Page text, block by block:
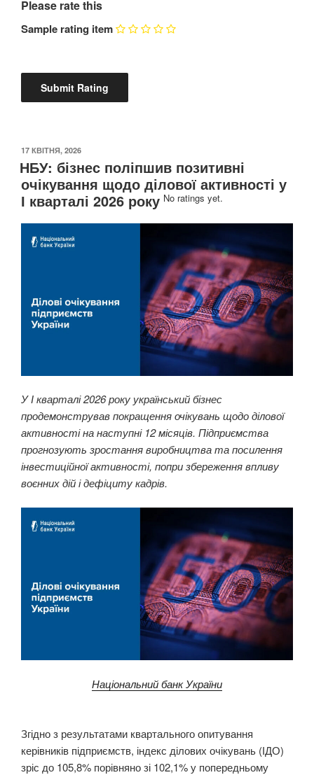
Please rate this
Sample rating item
ОПУБЛІКОВАНО
17 КВІТНЯ, 2026
НБУ: бізнес поліпшив позитивні
очікування щодо ділової активності у
І кварталі 2026 року No ratings yet.
У І кварталі 2026 року український бізнес
продемонстрував покращення очікувань щодо ділової
активності на наступні 12 місяців. Підприємства
прогнозують зростання виробництва та посилення
інвестиційної активності, попри збереження впливу
воєнних дій і дефіциту кадрів.
Національний банк України
Згідно з результатами квартального опитування
керівників підприємств, індекс ділових очікувань (ІДО)
зріс до 105,8% порівняно зі 102,1% у попередньому